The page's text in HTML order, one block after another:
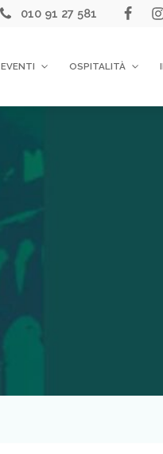
010 91 27 581
EVENTI OSPITALITÀ